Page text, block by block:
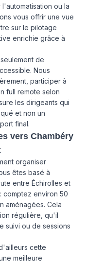
ou la
vous offrir une vue
sur le pilotage
enrichie grâce à
de
Nous
participer à
full remote selon
les dirigeants qui
et non un
final.
vers Chambéry
organiser
êtes basé à
entre Échirolles et
comptez environ 50
aménagées. Cela
régulière, qu'il
suivi ou de sessions
cette
meilleure